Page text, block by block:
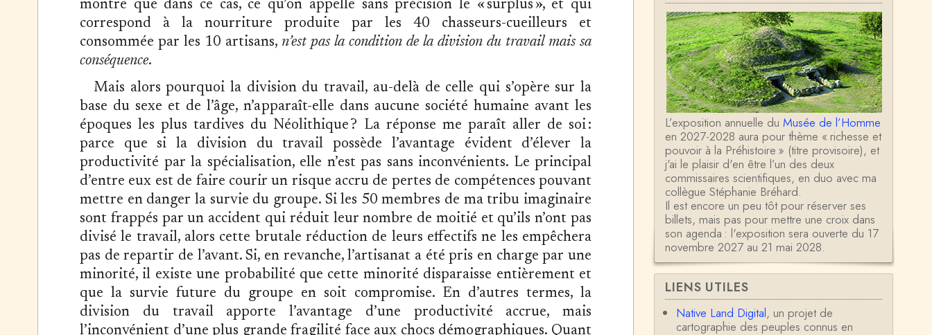
montre que dans ce cas, ce qu’on appelle sans précision le « surplus », et qui
correspond à la nourriture produite par les 40 chasseurs-cueilleurs et
consommée par les 10 artisans, n’est pas la condition de la division du travail mais sa
conséquence.
Mais alors pourquoi la division du travail, au-delà de celle qui s’opère sur la
base du sexe et de l’âge, n’apparaît-elle dans aucune société humaine avant les
époques les plus tardives du Néolithique ? La réponse me paraît aller de soi :
parce que si la division du travail possède l’avantage évident d’élever la
productivité par la spécialisation, elle n’est pas sans inconvénients. Le principal
d’entre eux est de faire courir un risque accru de pertes de compétences pouvant
mettre en danger la survie du groupe. Si les 50 membres de ma tribu imaginaire
sont frappés par un accident qui réduit leur nombre de moitié et qu’ils n’ont pas
divisé le travail, alors cette brutale réduction de leurs effectifs ne les empêchera
pas de repartir de l’avant. Si, en revanche, l’artisanat a été pris en charge par une
minorité, il existe une probabilité que cette minorité disparaisse entièrement et
que la survie future du groupe en soit compromise. En d’autres termes, la
division du travail apporte l’avantage d’une productivité accrue, mais
l’inconvénient d’une plus grande fragilité face aux chocs démographiques. Quant
L’exposition annuelle du Musée de l’Homme
en 2027-2028 aura pour thème « richesse et
pouvoir à la Préhistoire » (titre provisoire), et
j'ai le plaisir d'en être l’un des deux
commissaires scientifiques, en duo avec ma
collègue Stéphanie Bréhard.
Il est encore un peu tôt pour réserver ses
billets, mais pas pour mettre une croix dans
son agenda : l'exposition sera ouverte du 17
novembre 2027 au 21 mai 2028.
LIENS UTILES
Native Land Digital, un projet de
cartographie des peuples connus en